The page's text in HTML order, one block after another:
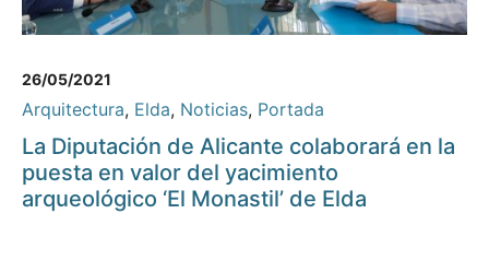
26/05/2021
Arquitectura, Elda, Noticias, Portada
La Diputación de Alicante colaborará en la
puesta en valor del yacimiento
arqueológico ‘El Monastil’ de Elda